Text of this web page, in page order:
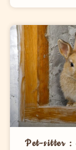
Pet-sitter :